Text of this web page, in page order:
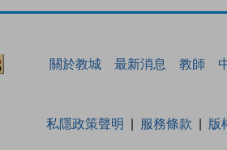
關於教城 最新消息 教師
私隱政策聲明 服務條款 版